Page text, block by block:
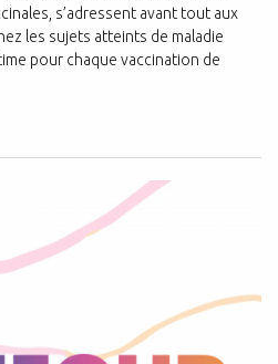
s’adressent avant tout aux
les sujets atteints de maladie
pour chaque vaccination de